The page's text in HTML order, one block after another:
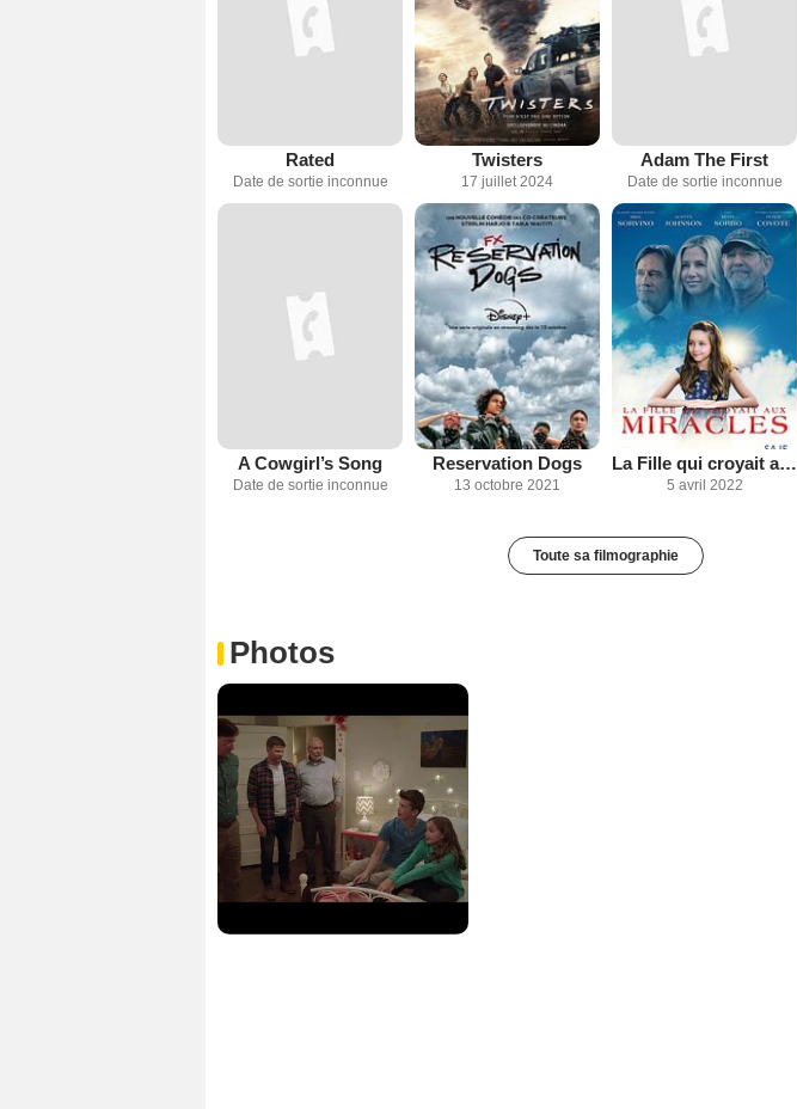
Rated
Date de sortie inconnue
Twisters
17 juillet 2024
Adam The First
Date de sortie inconnue
A Cowgirl’s Song
Date de sortie inconnue
Reservation Dogs
13 octobre 2021
La Fille qui croyait aux miracles
5 avril 2022
Toute sa filmographie
Photos